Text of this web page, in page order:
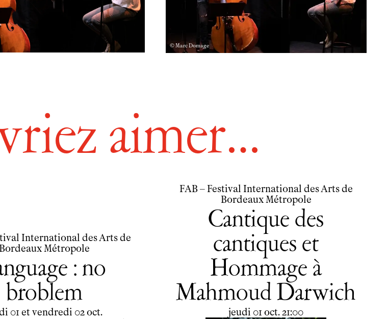
© Marc Domage
aimer…
International des Arts de
Métropole
: no
broblem
01etau
vendredi
vendredi 02octobre
oct.
FAB – Festival International des Arts de
Bordeaux Métropole
Cantique des
cantiques et
Hommage à
Mahmoud Darwich
jeudi
jeudi 01octobre
oct.21:00
Newsletter
ENFR